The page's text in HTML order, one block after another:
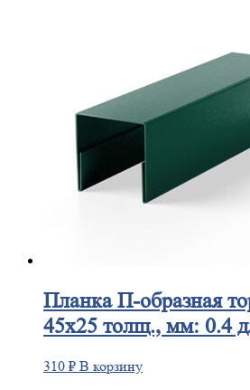
ПланкаП-образная
45х25 толщ., мм: 0.4
310 ₽ В корзину